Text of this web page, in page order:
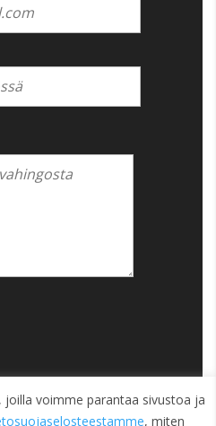
voimme parantaa sivustoa ja
, miten